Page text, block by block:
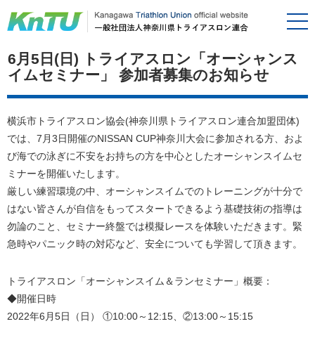
6月5日(日) トライアスロン「オーシャンス
イムセミナー」 参加者募集のお知らせ
横浜市トライアスロン協会(神奈川県トライアスロン連合加盟団体)
では、7月3日開催のNISSAN CUP神奈川大会に参加される方、およ
び海での泳ぎに不安をお持ちの方を中心としたオーシャンスイムセ
ミナーを開催いたします。
厳しい練習環境の中、オーシャンスイムでのトレーニングが十分で
はない皆さんが自信をもってスタートできるよう基礎技術の指導は
勿論のこと、セミナー終盤では模擬レースを体験いただきます。緊
急時やパニック時の対応など、安全についても学習して頂きます。
トライアスロン「オーシャンスイム＆ランセミナー」概要：
◆開催日時
2022年6月5日（日） ①10:00～12:15、②13:00～15:15